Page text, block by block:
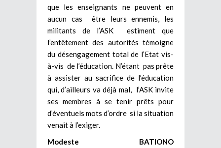
que les enseignants ne peuvent en
aucun cas être leurs ennemis, les
militants de l’ASK estiment que
l’entêtement des autorités témoigne
du désengagement total de l’Etat vis-
à-vis de l’éducation. N’étant pas prête
à assister au sacrifice de l’éducation
qui, d’ailleurs va déjà mal, l’ASK invite
ses membres à se tenir prêts pour
d’éventuels mots d’ordre si la situation
venait à l’exiger.
Modeste BATIONO